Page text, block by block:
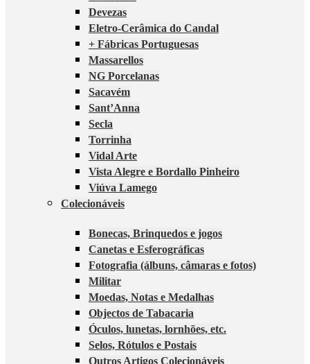
Devezas
Eletro-Cerâmica do Candal
+ Fábricas Portuguesas
Massarellos
NG Porcelanas
Sacavém
Sant’Anna
Secla
Torrinha
Vidal Arte
Vista Alegre e Bordallo Pinheiro
Viúva Lamego
Colecionáveis
Bonecas, Brinquedos e jogos
Canetas e Esferográficas
Fotografia (álbuns, câmaras e fotos)
Militar
Moedas, Notas e Medalhas
Objectos de Tabacaria
Óculos, lunetas, lornhões, etc.
Selos, Rótulos e Postais
Outros Artigos Colecionáveis